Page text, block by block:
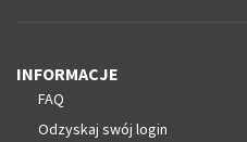
INFORMACJE
FAQ
Odzyskaj swój login